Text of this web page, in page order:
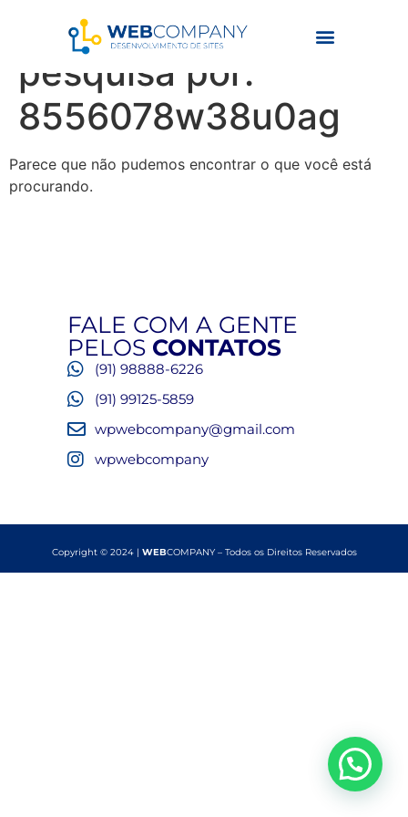
Resultados da
pesquisa por:
8556078w38u0ag
Parece que não pudemos encontrar o que você está
procurando.
FALE COM A GENTE
PELOS CONTATOS
(91) 98888-6226
(91) 99125-5859
wpwebcompany@gmail.com
wpwebcompany
Copyright © 2024 | WEBCOMPANY – Todos os Direitos Reservados